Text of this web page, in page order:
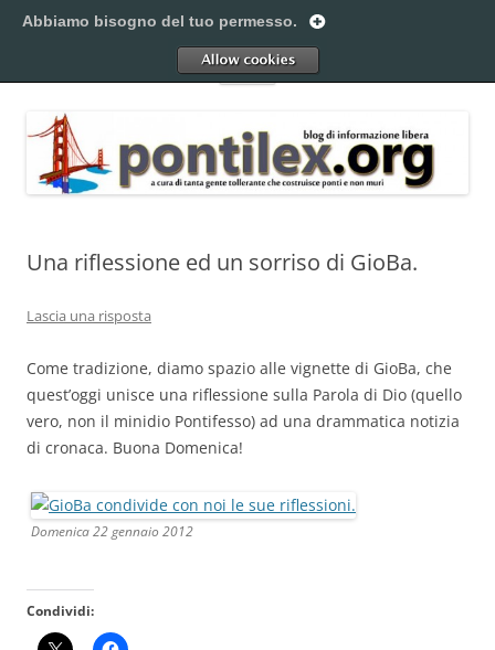
al
Pontilex
Menu
Una riflessione ed un sorriso di GioBa.
Lascia una risposta
Come tradizione, diamo spazio alle vignette di GioBa, che
quest’oggi unisce una riflessione sulla Parola di Dio (quello
vero, non il minidio Pontifesso) ad una drammatica notizia
di cronaca. Buona Domenica!
Domenica 22 gennaio 2012
Condividi:
Abbiamo bisogno del tuo permesso.